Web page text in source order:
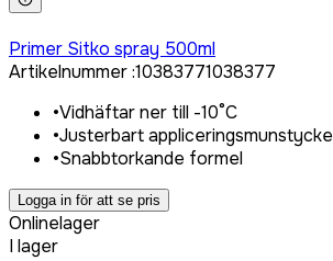
Primer Sitko spray 500ml
Artikelnummer:10383771038377
•Vidhäftar ner till -10°C
•Justerbart appliceringsmunstycke
•Snabbtorkande formel
Logga in för att se pris
Onlinelager
I lager